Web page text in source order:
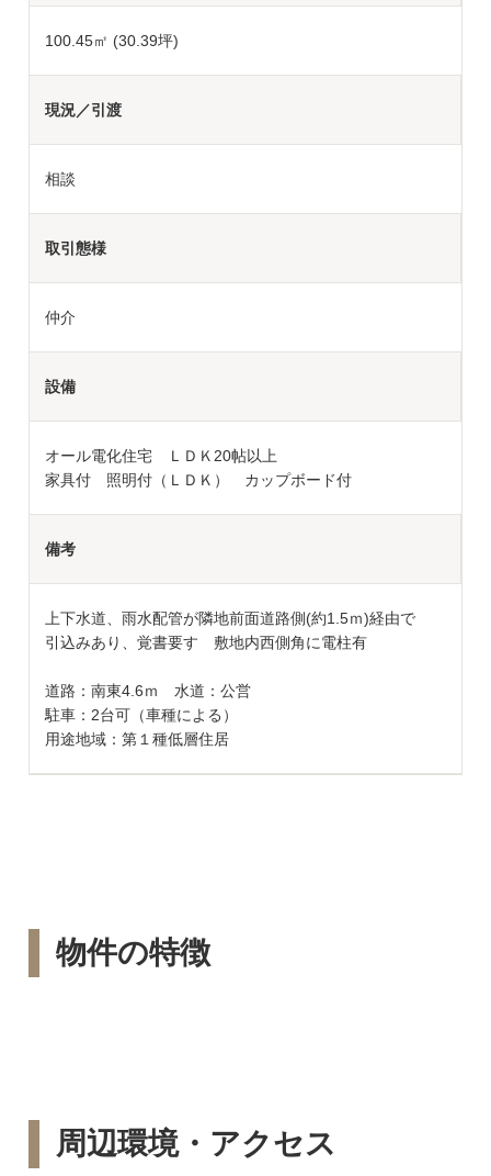
100.45㎡ (30.39坪)
現況／引渡
相談
取引態様
仲介
設備
オール電化住宅 ＬＤＫ20帖以上
家具付 照明付（ＬＤＫ） カップボード付
備考
上下水道、雨水配管が隣地前面道路側(約1.5ｍ)経由で
引込みあり、覚書要す 敷地内西側角に電柱有
道路：南東4.6ｍ 水道：公営
駐車：2台可（車種による）
用途地域：第１種低層住居
物件の特徴
周辺環境・アクセス